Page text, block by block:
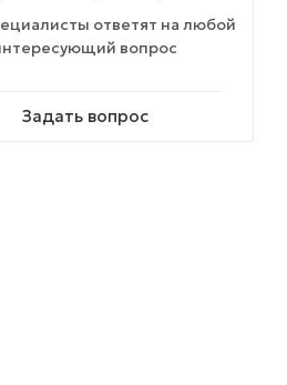
ответят на любой
вопрос
Задать вопрос